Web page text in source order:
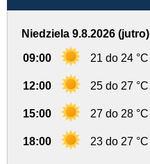
Niedziela 9.8.2026 (jutro)
09:00 21 do 24 °C
12:00 25 do 27 °C
15:00 27 do 28 °C
18:00 23 do 27 °C